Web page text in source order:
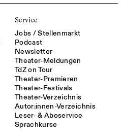
Service
Jobs / Stellenmarkt
Podcast
Newsletter
Theater-Meldungen
TdZ on Tour
Theater-Premieren
Theater-Festivals
Theater-Verzeichnis
Autor:innen-Verzeichnis
Leser- & Aboservice
Sprachkurse